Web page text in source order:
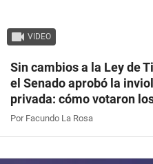
VIDEO
Sin cambios a la Ley de
el Senado aprobó la
privada: cómo votaron
Por Facundo La Rosa